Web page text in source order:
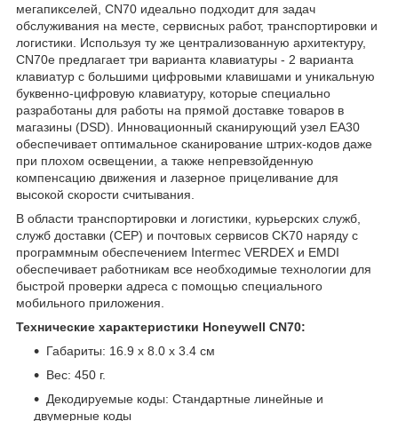
мегапикселей, CN70 идеально подходит для задач
обслуживания на месте, сервисных работ, транспортировки и
логистики. Используя ту же централизованную архитектуру,
CN70e предлагает три варианта клавиатуры - 2 варианта
клавиатур с большими цифровыми клавишами и уникальную
буквенно-цифровую клавиатуру, которые специально
разработаны для работы на прямой доставке товаров в
магазины (DSD). Инновационный сканирующий узел EA30
обеспечивает оптимальное сканирование штрих-кодов даже
при плохом освещении, а также непревзойденную
компенсацию движения и лазерное прицеливание для
высокой скорости считывания.
В области транспортировки и логистики, курьерских служб,
служб доставки (CEP) и почтовых сервисов CK70 наряду с
программным обеспечением Intermec VERDEX и EMDI
обеспечивает работникам все необходимые технологии для
быстрой проверки адреса с помощью специального
мобильного приложения.
Технические характеристики Honeywell CN70:
Габариты: 16.9 x 8.0 x 3.4 см
Вес: 450 г.
Декодируемые коды: Cтандартные линейные и
двумерные коды